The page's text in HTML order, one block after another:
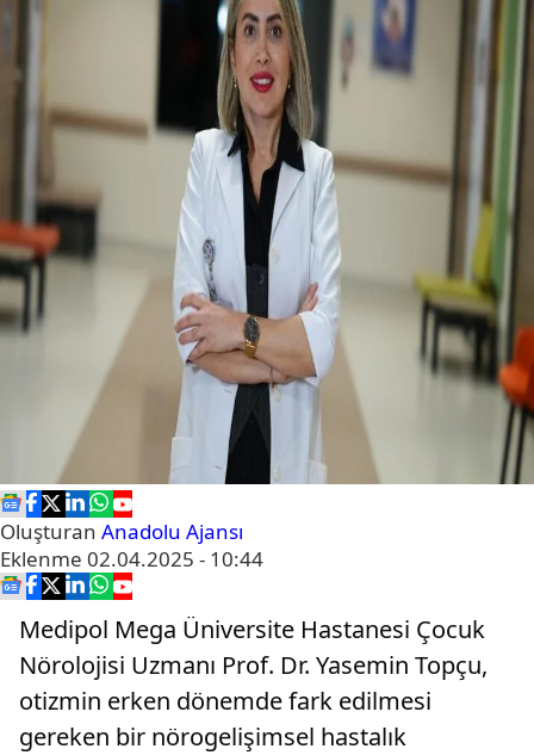
Oluşturan Anadolu Ajansı
Eklenme 02.04.2025 - 10:44
Medipol Mega Üniversite Hastanesi Çocuk
Nörolojisi Uzmanı Prof. Dr. Yasemin Topçu,
otizmin erken dönemde fark edilmesi
gereken bir nörogelişimsel hastalık